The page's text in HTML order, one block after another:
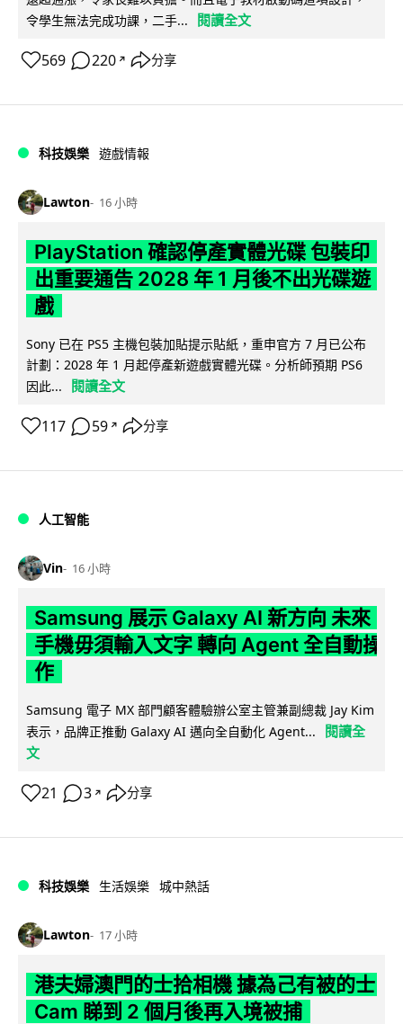
令學生無法完成功課，二手...
閱讀全文
569 220 ↗ 分享
科技娛樂 遊戲情報
Lawton 16 小時
PlayStation 確認停產實體光碟 包裝印
出重要通告 2028 年 1 月後不出光碟遊
戲
Sony 已在 PS5 主機包裝加貼提示貼紙，重申官方 7 月已公布
計劃：2028 年 1 月起停產新遊戲實體光碟。分析師預期 PS6
因此...
閱讀全文
117 59 ↗ 分享
人工智能
Vin 16 小時
Samsung 展示 Galaxy AI 新方向 未來
手機毋須輸入文字 轉向 Agent 全自動操
作
Samsung 電子 MX 部門顧客體驗辦公室主管兼副總裁 Jay Kim
表示，品牌正推動 Galaxy AI 邁向全自動化 Agent...
閱讀全
文
21 3 ↗ 分享
科技娛樂 生活娛樂 城中熱話
Lawton 17 小時
港夫婦澳門的士拾相機 據為己有被的士
Cam 睇到 2 個月後再入境被捕